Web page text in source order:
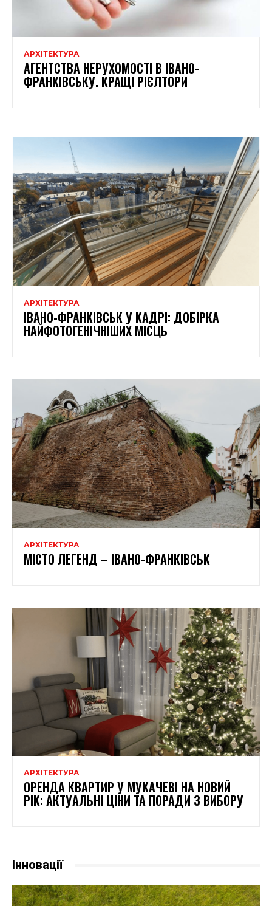
АРХІТЕКТУРА
АГЕНТСТВА НЕРУХОМОСТІ В ІВАНО-
ФРАНКІВСЬКУ. КРАЩІ РІЄЛТОРИ
АРХІТЕКТУРА
ІВАНО-ФРАНКІВСЬК У КАДРІ: ДОБІРКА
НАЙФОТОГЕНІЧНІШИХ МІСЦЬ
АРХІТЕКТУРА
МІСТО ЛЕГЕНД – ІВАНО-ФРАНКІВСЬК
АРХІТЕКТУРА
ОРЕНДА КВАРТИР У МУКАЧЕВІ НА НОВИЙ
РІК: АКТУАЛЬНІ ЦІНИ ТА ПОРАДИ З ВИБОРУ
Інновації